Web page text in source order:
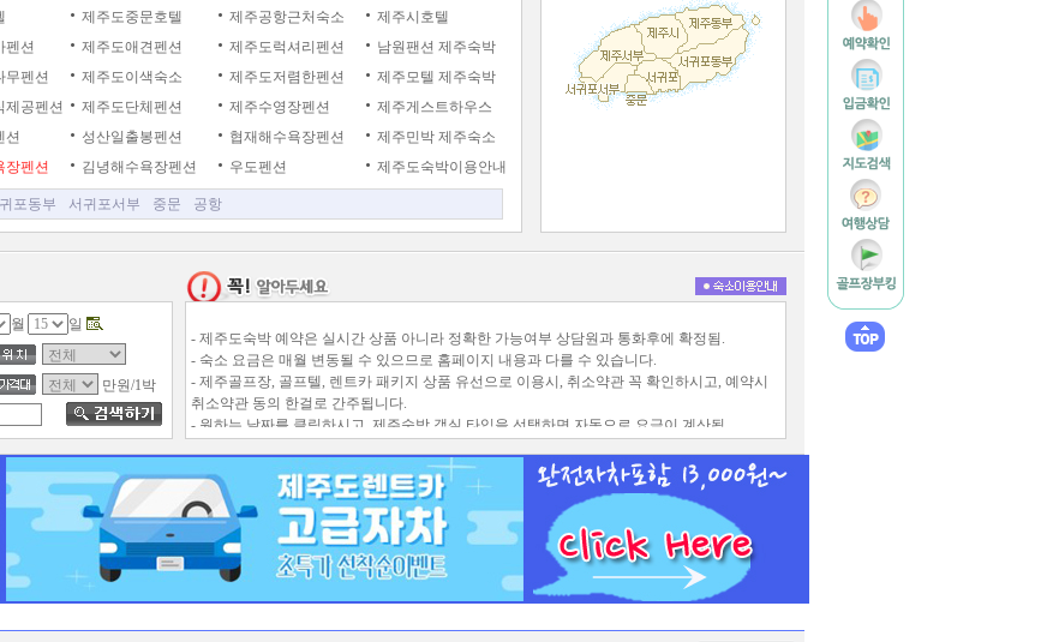
제주도중문호텔 제주공항근처숙소
제주시호텔
펜션 제주도애견펜션 제주도럭셔리펜션
남원팬션 제주숙박
무펜션 제주도이색숙소 제주도저렴한펜션
제주모텔 제주숙박
제공펜션 제주도단체펜션 제주수영장펜션
제주게스트하우스
션 성산일출봉펜션 협재해수욕장펜션
제주민박 제주숙소
장펜션 김녕해수욕장펜션 우도펜션 제주도숙박이용안내
포동부 서귀포서부 중문 공항
월 일
만원/1박
- 제주도숙박 예약은 실시간 상품 아니라 정확한 가능여부 상담원과 통화후에 확정됨.
- 숙소 요금은 매월 변동될 수 있으므로 홈페이지 내용과 다를 수 있습니다.
- 제주골프장, 골프텔, 렌트카 패키지 상품 유선으로 이용시, 취소약관 꼭 확인하시고, 예약시
취소약관 동의 한걸로 간주됩니다.
- 원하는 날짜를 클릭하시고, 제주숙박 객실 타입을 선택하면 자동으로 요금이 계산됨.
- 애완동물은 입실가능한 숙소를 제외하고는 동반시 입실이 거부됩니다. (환불불가)